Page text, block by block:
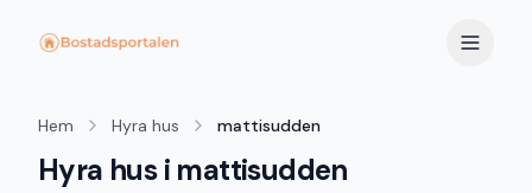
Hem Hyra hus mattisudden
Hyra hus i mattisudden